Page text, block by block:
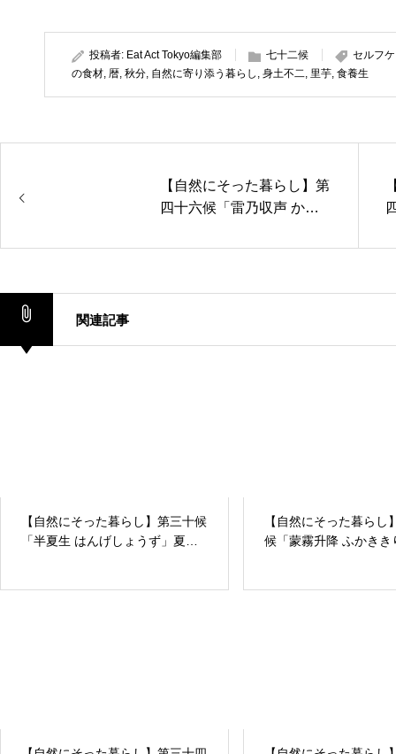
投稿者: Eat Act Tokyo編集部 七十二候
セルフ
の食材 暦 秋分 自然に寄り添う暮らし 身土不二 里芋 食養生
【自然にそった暮らし】第
四十六候「雷乃収声 かみ
む」秋分・初候
関連記事
【自然にそった暮らし】第三十候
「半夏生 はんげしょうず」夏
【自然にそった暮らし
候「蒙霧升降 ふかきき